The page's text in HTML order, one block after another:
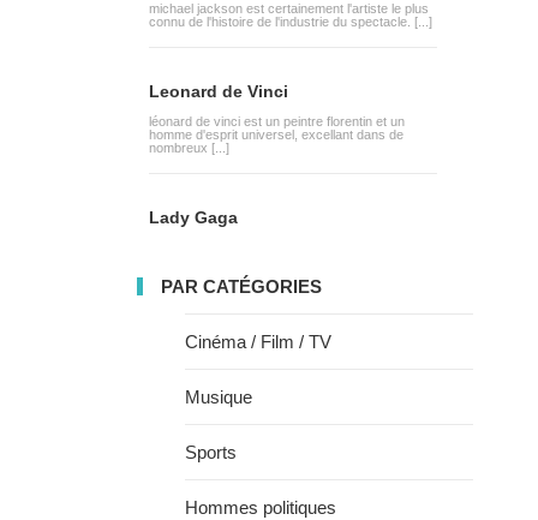
michael jackson est certainement l'artiste le plus
connu de l'histoire de l'industrie du spectacle. [...]
Leonard de Vinci
léonard de vinci est un peintre florentin et un
homme d'esprit universel, excellant dans de
nombreux [...]
Lady Gaga
PAR CATÉGORIES
Cinéma / Film / TV
Musique
Sports
Hommes politiques